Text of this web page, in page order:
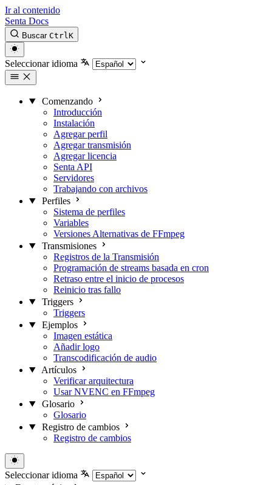
Ir al contenido
Senta Docs
Buscar CtrlK
Seleccionar idioma
Comenzando
Introducción
Instalación
Agregar perfil
Agregar transmisión
Agregar licencia
Senta API
Servidores
Trabajando con archivos
Perfiles
Sistema de perfiles
Variables
Versiones Alternativas de FFmpeg
Transmisiones
Registros de la Transmisión
Programación de streams basada en cron
Retraso entre el inicio de procesos
Reinicio tras fallo
Triggers
Triggers
Ejemplos
Imagen estática
Añadir logo
Transcodificación de audio
Artículos
Verificar arquitectura
Usar NVENC en FFmpeg
Glosario
Glosario
Registro de cambios
Registro de cambios
Seleccionar idioma